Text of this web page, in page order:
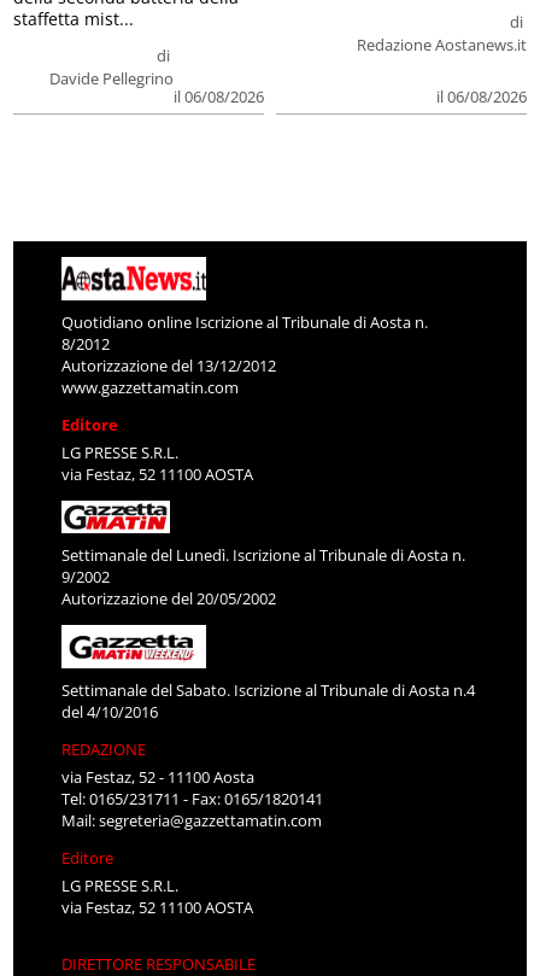
di
Davide Pellegrino
il 06/08/2026
staffetta mist...
di
Redazione Aostanews.it
il 06/08/2026
Quotidiano online Iscrizione al Tribunale di Aosta n.
8/2012
Autorizzazione del 13/12/2012
www.gazzettamatin.com
Editore
LG PRESSE S.R.L.
via Festaz, 52 11100 AOSTA
Settimanale del Lunedì. Iscrizione al Tribunale di Aosta n.
9/2002
Autorizzazione del 20/05/2002
Settimanale del Sabato. Iscrizione al Tribunale di Aosta n.4
del 4/10/2016
REDAZIONE
via Festaz, 52 - 11100 Aosta
Tel: 0165/231711 - Fax: 0165/1820141
Mail:segreteria@gazzettamatin.com
Editore
LG PRESSE S.R.L.
via Festaz, 52 11100 AOSTA
DIRETTORE RESPONSABILE